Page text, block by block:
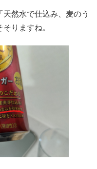
然水で仕込み、麦のう
りますね。